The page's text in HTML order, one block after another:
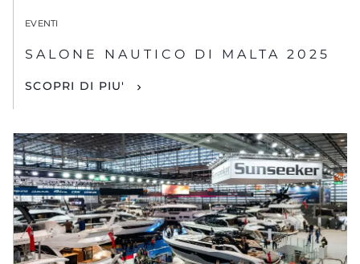
EVENTI
SALONE NAUTICO DI MALTA 2025
SCOPRI DI PIU'